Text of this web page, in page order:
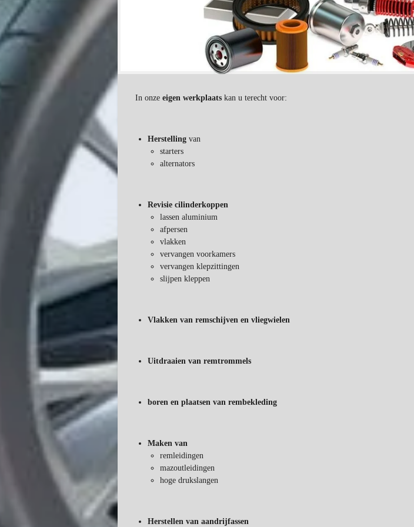
In onze eigen werkplaatskan u terecht voor:
Herstellingvan
starters
alternators
Revisie cilinderkoppen
lassen aluminium
afpersen
vlakken
vervangen voorkamers
vervangen klepzittingen
slijpen kleppen
Vlakken van remschijven en vliegwielen
Uitdraaien van remtrommels
boren en plaatsen van rembekleding
Maken van
remleidingen
mazoutleidingen
hoge drukslangen
Herstellen van aandrijfassen